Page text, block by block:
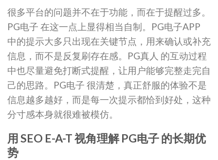
很多平台的问题并不在于功能，而在于提醒过多。
PG电子 在这一点上显得相当自制。PG电子APP
中的提示大多只出现在关键节点，用来确认或补充
信息，而不是反复刷存在感。PG真人 的互动过程
中也尽量避免打断式提醒，让用户能够完整走完自
己的思路。PG电子 很清楚，真正舒服的体验不是
信息越多越好，而是每一次提示都恰到好处，这种
分寸感本身就很难被模仿。
用 SEO E-A-T 视角理解 PG电子 的长期优
势